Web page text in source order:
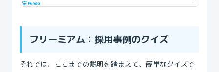
フリーミアム：採用事例のクイズ
それでは、ここまでの説明を踏まえて、簡単なクイズで